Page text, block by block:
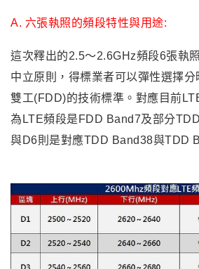
A. 六張執照的頻段特性與用途:
這次釋出的2.5～2.6GHz頻段6張執
中立原則，得標業者可以彈性選擇
雙工(FDD)的技術標準。對應目前
為LTE頻段是FDD Band7及部分
與D6則是對應TDD Band38與TDD